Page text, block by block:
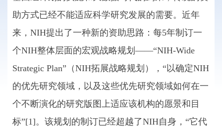
助方式已经不能适应科学研究发展的需要。近年
来，NIH提出了一种新的资助思路：每5年制订一
个NIH整体层面的宏观战略规划——“NIH-Wide
Strategic Plan”（NIH拓展战略规划），“以确定NIH
的优先研究领域，以及这些优先研究领域如何在一
个不断演化的研究版图上适应该机构的愿景和目
标”[1]。该规划的制订已经超越了NIH自身，“它代